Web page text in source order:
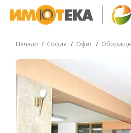
Начало София Офис Оборище